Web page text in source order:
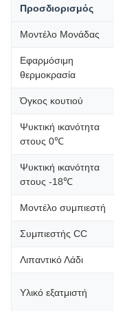
Προσδιορισμός
Μοντέλο Μονάδας
Εφαρμόσιμη
θερμοκρασία
Όγκος κουτιού
Ψυκτική ικανότητα
στους 0℃
Ψυκτική ικανότητα
στους -18℃
Μοντέλο συμπιεστή
Συμπιεστής CC
Λιπαντικό Λάδι
Υλικό εξατμιστή